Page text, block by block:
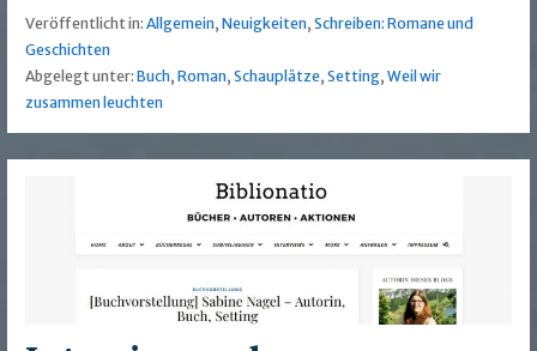
Veröffentlicht in: Allgemein, Neuigkeiten, Schreiben: Romane und
Geschichten
Abgelegt unter: Buch, Roman, Schauplätze, Setting, Weil wir
zusammen leuchten